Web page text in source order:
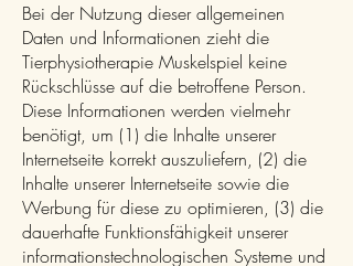
Bei der Nutzung dieser allgemeinen
Daten und Informationen zieht die
Tierphysiotherapie Muskelspiel keine
Rückschlüsse auf die betroffene Person.
Diese Informationen werden vielmehr
benötigt, um (1) die Inhalte unserer
Internetseite korrekt auszuliefern, (2) die
Inhalte unserer Internetseite sowie die
Werbung für diese zu optimieren, (3) die
dauerhafte Funktionsfähigkeit unserer
informationstechnologischen Systeme und